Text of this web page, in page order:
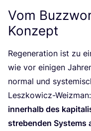
Vom
Konzept
Rege­ne­ra­ti­on ist zu
wie vor eini­gen
nor­mal und
Lesz­ko­wicz-Weiz­man:
inner­halb des
stre­ben­den Sys­tems